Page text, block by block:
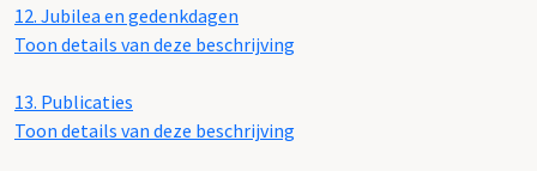
12. Jubilea en gedenkdagen
Toon details van deze beschrijving
13. Publicaties
Toon details van deze beschrijving